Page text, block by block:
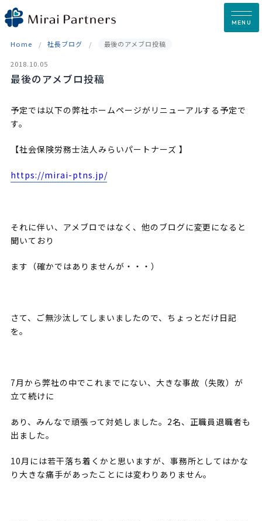
Skip
to
MENU
Home 社長ブログ 最後のアメブロ投稿
2018.10.05
最後のアメブロ投稿
予定では以下の弊社ホームページがリニューアルする予定で
す。
【社会保険労務士法人みらいパートナーズ 】
https://mirai-ptns.jp/
それに伴い、アメブロではなく、他のブログに変更になると
聞いており
ます（確かではありませんが・・・）
さて、ご無沙汰してしまいましたので、ちょっとだけ日記
を。
7月から弊社の中でこれまでにない、大きな事故（失敗）が
立て続けに
あり、みんなで頑張って対処しました。2名、正職員退職者も
出ました。
10月には若干落ち着くかと思いますが、事務所としてはかな
り大きな痛手があったことには変わりありません。